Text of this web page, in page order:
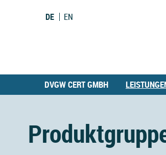
DE EN
DVGW CERT GMBH